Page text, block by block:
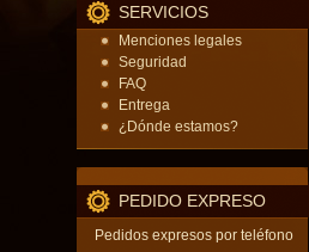
SERVICIOS
Menciones legales
Seguridad
FAQ
Entrega
¿Dónde estamos?
PEDIDO EXPRESO
Pedidos expresos por teléfono